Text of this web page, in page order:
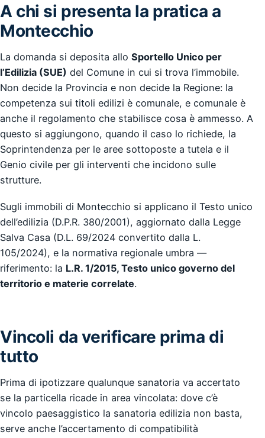
A chi si presenta la pratica a
Montecchio
La domanda si deposita allo Sportello Unico per
l’Edilizia (SUE) del Comune in cui si trova l’immobile.
Non decide la Provincia e non decide la Regione: la
competenza sui titoli edilizi è comunale, e comunale è
anche il regolamento che stabilisce cosa è ammesso. A
questo si aggiungono, quando il caso lo richiede, la
Soprintendenza per le aree sottoposte a tutela e il
Genio civile per gli interventi che incidono sulle
strutture.
Sugli immobili di Montecchio si applicano il Testo unico
dell’edilizia (D.P.R. 380/2001), aggiornato dalla Legge
Salva Casa (D.L. 69/2024 convertito dalla L.
105/2024), e la normativa regionale umbra —
riferimento: la L.R. 1/2015, Testo unico governo del
territorio e materie correlate.
Vincoli da verificare prima di
tutto
Prima di ipotizzare qualunque sanatoria va accertato
se la particella ricade in area vincolata: dove c’è
vincolo paesaggistico la sanatoria edilizia non basta,
serve anche l’accertamento di compatibilità